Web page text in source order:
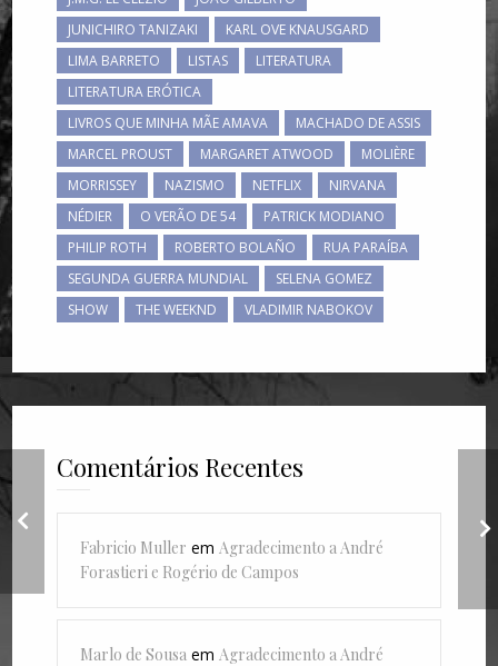
“GoodForNothing” e
“Disgrace”
JUNICHIRO TANIZAKI
KARL OVE KNAUSGARD
LIMA BARRETO
LISTAS
LITERATURA
LITERATURA ERÓTICA
LIVROS QUE MINHA MÃE AMAVA
MACHADO DE ASSIS
MARCEL PROUST
MARGARET ATWOOD
MOLIÈRE
MORRISSEY
NAZISMO NETFLIX
NIRVANA
NÉDIER
O VERÃO DE 54
PATRICK MODIANO
PHILIP ROTH
ROBERTO BOLAÑO
RUA PARAÍBA
SEGUNDA GUERRA MUNDIAL
SELENA GOMEZ
SHOW
THE WEEKND VLADIMIR NABOKOV
Comentários Recentes
Fabricio Muller emAgradecimento a André
Forastieri e Rogério de Campos
Marlo de Sousa emAgradecimento a André